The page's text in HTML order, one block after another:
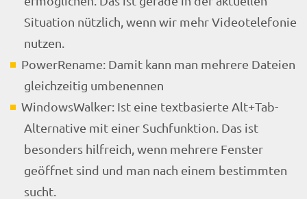
Situation nützlich, wenn wir mehr Videotelefonie
nutzen.
PowerRename: Damit kann man mehrere Dateien
gleichzeitig umbenennen
WindowsWalker: Ist eine textbasierte Alt+Tab-
Alternative mit einer Suchfunktion. Das ist
besonders hilfreich, wenn mehrere Fenster
geöffnet sind und man nach einem bestimmten
sucht.